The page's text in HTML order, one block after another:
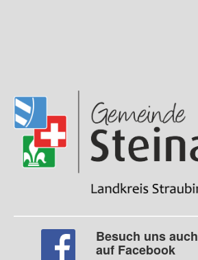
Besuch uns auch
auf Facebook